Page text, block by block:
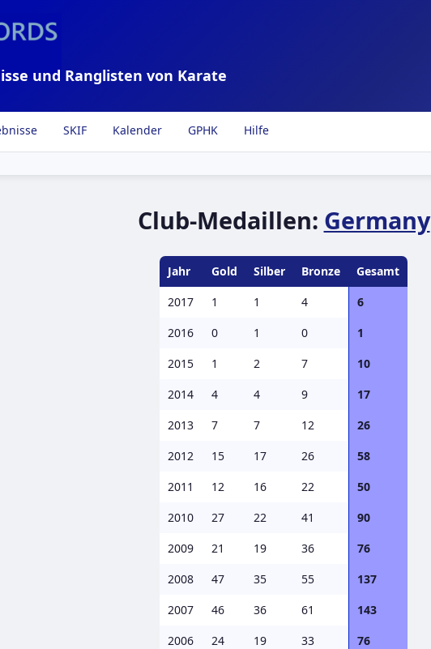
und Ranglisten von Karate
SKIF Kalender GPHK Hilfe
Club-Medaillen: Germany
Jahr Gold Silber Bronze
Gesamt
2017
1 1 4
6
2016
0 1 0
1
2015
1 2 7
10
2014
4 4 9
17
2013
7 7 12
26
2012
15 17 26
58
2011
12 16 22
50
2010
27 22 41
90
2009
21 19 36
76
2008
47 35 55
137
2007
46 36 61
143
2006
24 19 33
76